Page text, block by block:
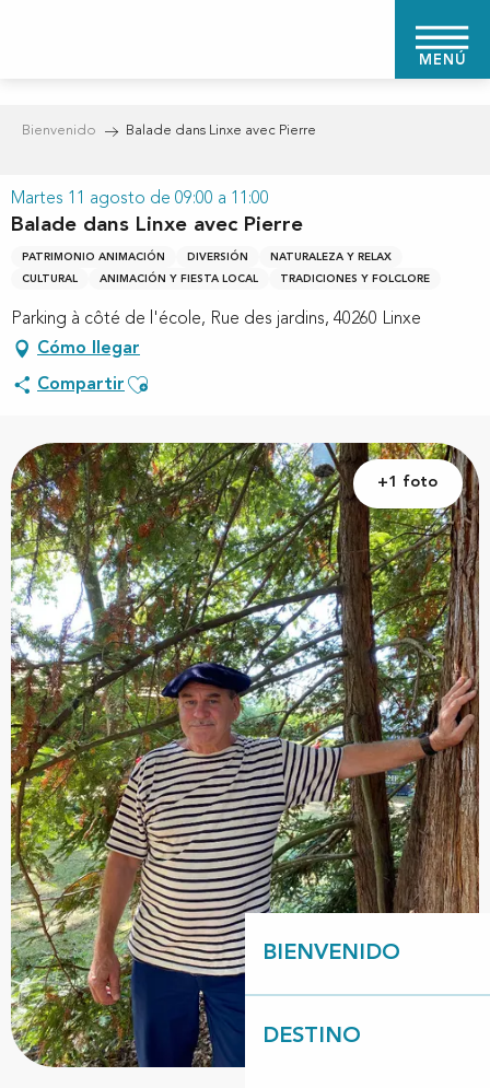
MENÚ
BIENVENIDO
DESTINO
Bienvenido Balade dans Linxe avec Pierre
Martes 11 agosto de 09:00 a 11:00
Balade dans Linxe avec Pierre
PATRIMONIO ANIMACIÓN DIVERSIÓN
NATURALEZA Y RELAX
CULTURAL
ANIMACIÓN Y FIESTA LOCAL TRADICIONES Y FOLCLORE
Parking à côté de l'école, Rue des jardins, 40260 Linxe
Cómo llegar
Compartir Ajouter aux favoris
+1 foto